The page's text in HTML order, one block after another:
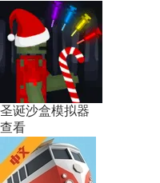
圣诞沙盒模拟器
查看